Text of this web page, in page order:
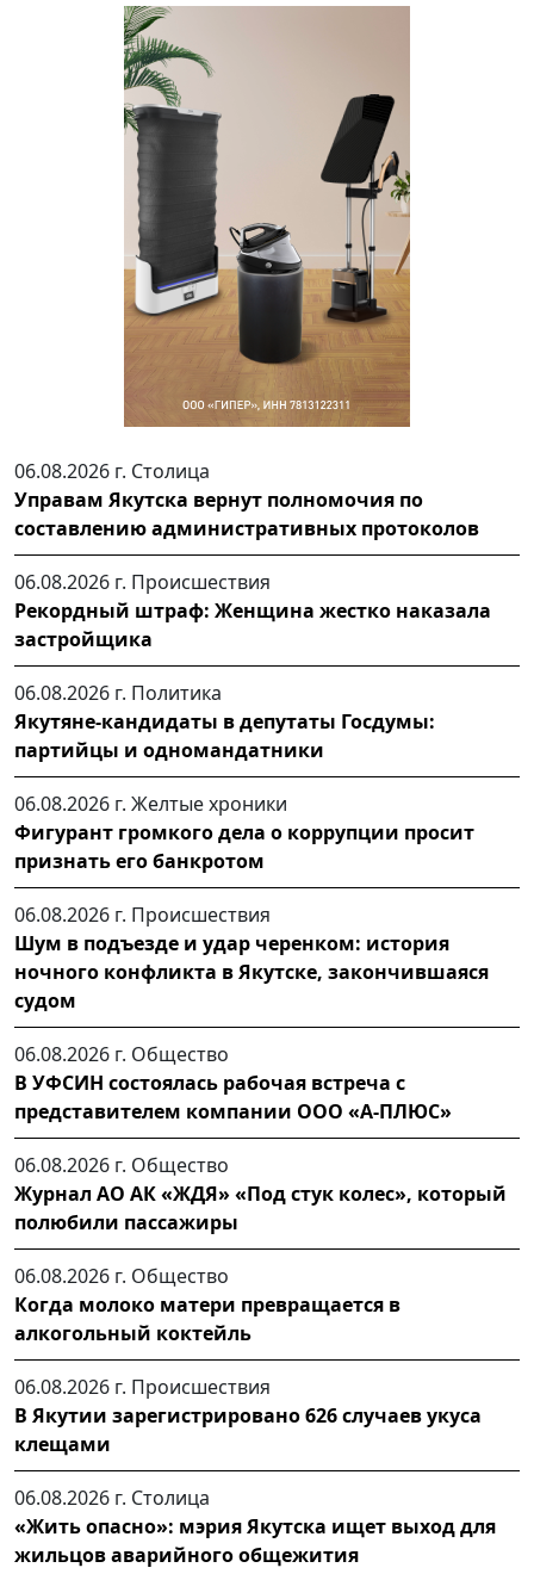
06.08.2026 г. Столица
Управам Якутска вернут полномочия по
составлению административных протоколов
06.08.2026 г. Происшествия
Рекордный штраф: Женщина жестко наказала
застройщика
06.08.2026 г. Политика
Якутяне-кандидаты в депутаты Госдумы:
партийцы и одномандатники
06.08.2026 г. Желтые хроники
Фигурант громкого дела о коррупции просит
признать его банкротом
06.08.2026 г. Происшествия
Шум в подъезде и удар черенком: история
ночного конфликта в Якутске, закончившаяся
судом
06.08.2026 г. Общество
В УФСИН состоялась рабочая встреча с
представителем компании ООО «А-ПЛЮС»
06.08.2026 г. Общество
Журнал АО АК «ЖДЯ» «Под стук колес», который
полюбили пассажиры
06.08.2026 г. Общество
Когда молоко матери превращается в
алкогольный коктейль
06.08.2026 г. Происшествия
В Якутии зарегистрировано 626 случаев укуса
клещами
06.08.2026 г. Столица
«Жить опасно»: мэрия Якутска ищет выход для
жильцов аварийного общежития